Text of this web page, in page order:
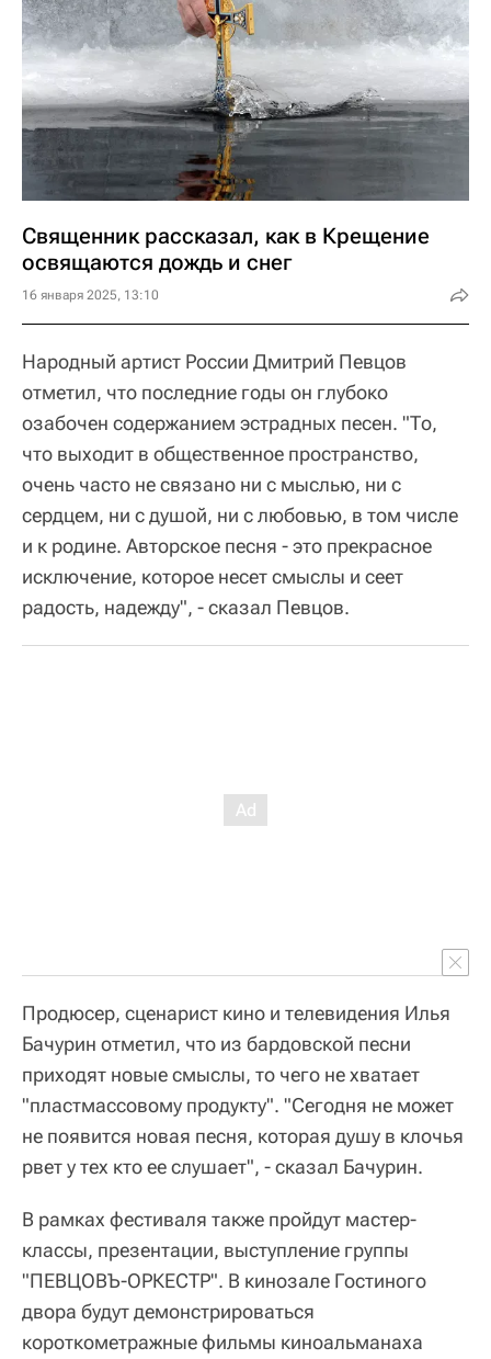
Священник рассказал, как в Крещение
освящаются дождь и снег
16 января 2025, 13:10
Народный артист России Дмитрий Певцов
отметил, что последние годы он глубоко
озабочен содержанием эстрадных песен. "То,
что выходит в общественное пространство,
очень часто не связано ни с мыслью, ни с
сердцем, ни с душой, ни с любовью, в том числе
и к родине. Авторское песня - это прекрасное
исключение, которое несет смыслы и сеет
радость, надежду", - сказал Певцов.
Продюсер, сценарист кино и телевидения Илья
Бачурин отметил, что из бардовской песни
приходят новые смыслы, то чего не хватает
"пластмассовому продукту". "Сегодня не может
не появится новая песня, которая душу в клочья
рвет у тех кто ее слушает", - сказал Бачурин.
В рамках фестиваля также пройдут мастер-
классы, презентации, выступление группы
"ПЕВЦОВЪ-ОРКЕСТР". В кинозале Гостиного
двора будут демонстрироваться
короткометражные фильмы киноальманаха